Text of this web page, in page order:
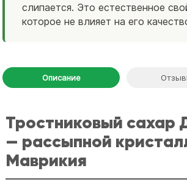
слипается. Это естественное
которое не влияет на его
Описание
Тростниковый сахар
— рассыпной
Маврикия